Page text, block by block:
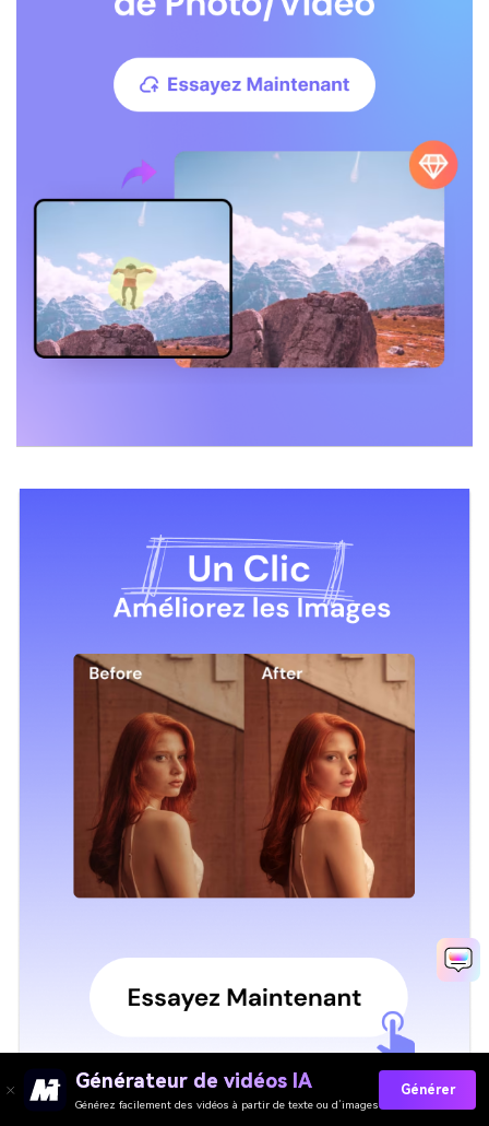
Générateur de vidéos IA
Générez facilement des vidéos à partir de texte ou d’images
Générer